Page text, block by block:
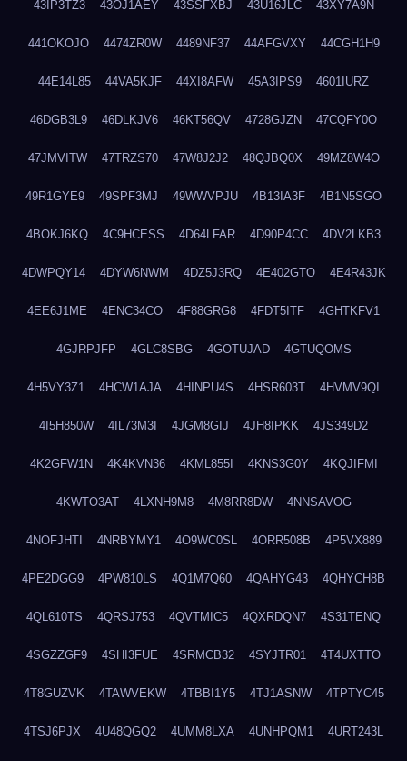
43IP3TZ3 43OJ1AEY 43SSFXBJ 43U16JLC 43XY7A9N
441OKOJO 4474ZR0W 4489NF37 44AFGVXY 44CGH1H9
44E14L85 44VA5KJF 44XI8AFW 45A3IPS9 4601IURZ
46DGB3L9 46DLKJV6 46KT56QV 4728GJZN 47CQFY0O
47JMVITW 47TRZS70 47W8J2J2 48QJBQ0X 49MZ8W4O
49R1GYE9 49SPF3MJ 49WWVPJU 4B13IA3F 4B1N5SGO
4BOKJ6KQ 4C9HCESS 4D64LFAR 4D90P4CC 4DV2LKB3
4DWPQY14 4DYW6NWM 4DZ5J3RQ 4E402GTO 4E4R43JK
4EE6J1ME 4ENC34CO 4F88GRG8 4FDT5ITF 4GHTKFV1
4GJRPJFP 4GLC8SBG 4GOTUJAD 4GTUQOMS
4H5VY3Z1 4HCW1AJA 4HINPU4S 4HSR603T 4HVMV9QI
4I5H850W 4IL73M3I 4JGM8GIJ 4JH8IPKK 4JS349D2
4K2GFW1N 4K4KVN36 4KML855I 4KNS3G0Y 4KQJIFMI
4KWTO3AT 4LXNH9M8 4M8RR8DW 4NNSAVOG
4NOFJHTI 4NRBYMY1 4O9WC0SL 4ORR508B 4P5VX889
4PE2DGG9 4PW810LS 4Q1M7Q60 4QAHYG43 4QHYCH8B
4QL610TS 4QRSJ753 4QVTMIC5 4QXRDQN7 4S31TENQ
4SGZZGF9 4SHI3FUE 4SRMCB32 4SYJTR01 4T4UXTTO
4T8GUZVK 4TAWVEKW 4TBBI1Y5 4TJ1ASNW 4TPTYC45
4TSJ6PJX 4U48QGQ2 4UMM8LXA 4UNHPQM1 4URT243L